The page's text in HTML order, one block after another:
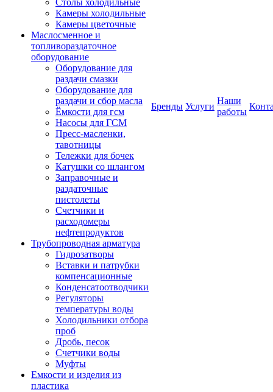
Столы холодильные
Камеры холодильные
Камеры цветочные
Маслосменное и
топливораздаточное
оборудование
Оборудование для
раздачи смазки
Оборудование для
раздачи и сбор масла
Ёмкости для гсм
Насосы для ГСМ
Пресс-масленки,
тавотницы
Тележки для бочек
Катушки со шлангом
Заправочные и
раздаточные
пистолеты
Счетчики и
расходомеры
нефтепродуктов
Трубопроводная арматура
Гидрозатворы
Вставки и патрубки
компенсационные
Конденсатоотводчики
Регуляторы
температуры воды
Холодильники отбора
проб
Дробь, песок
Счетчики воды
Муфты
Емкости и изделия из
пластика
Бренды Услуги
Наши
работы